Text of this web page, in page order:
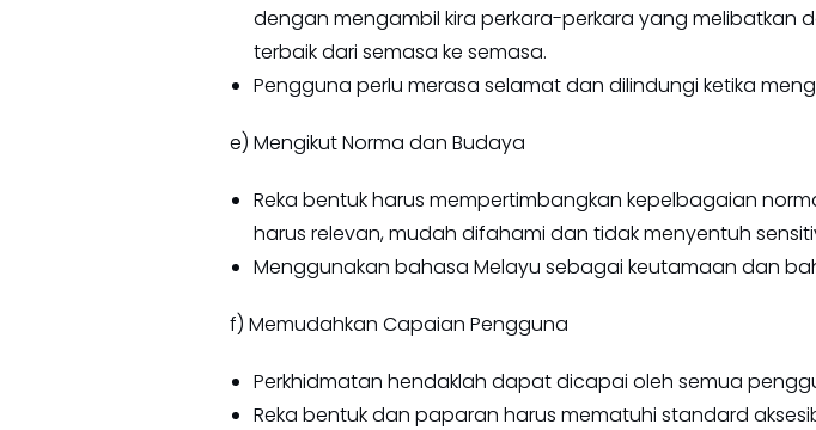
dengan mengambil kira perkara-perkara yang melibatkan
terbaik dari semasa ke semasa.
Pengguna perlu merasa selamat dan dilindungi ketika
e) Mengikut Norma dan Budaya
Reka bentuk harus mempertimbangkan kepelbagaian
harus relevan, mudah difahami dan tidak menyentuh
Menggunakan bahasa Melayu sebagai keutamaan dan
f) Memudahkan Capaian Pengguna
Perkhidmatan hendaklah dapat dicapai oleh semua
Reka bentuk dan paparan harus mematuhi standard